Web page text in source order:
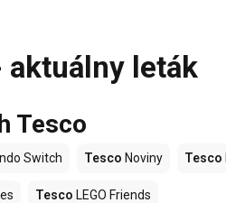
aktuálny leták
Tesco
Switch Tesco Noviny Tesco
Tesco LEGO Friends